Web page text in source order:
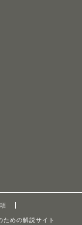
めの解説サイト